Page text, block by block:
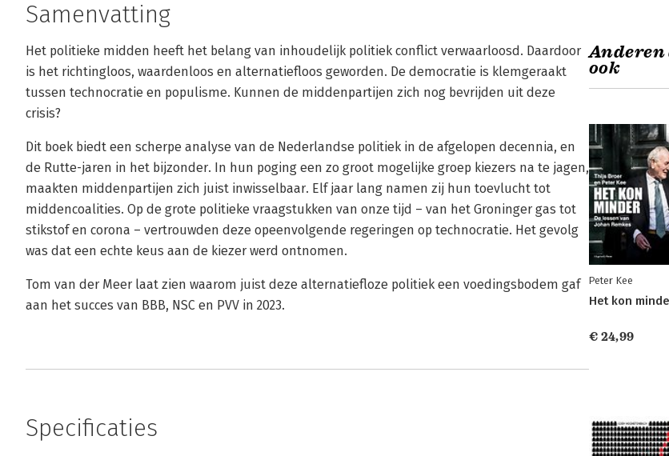
Samenvatting
Het politieke midden heeft het belang van inhoudelijk politiek conflict verwaarloosd. Daardoor
is het richtingloos, waardenloos en alternatiefloos geworden. De democratie is klemgeraakt
tussen technocratie en populisme. Kunnen de middenpartijen zich nog bevrijden uit deze
crisis?
Dit boek biedt een scherpe analyse van de Nederlandse politiek in de afgelopen decennia, en
de Rutte-jaren in het bijzonder. In hun poging een zo groot mogelijke groep kiezers na te jagen,
maakten middenpartijen zich juist inwisselbaar. Elf jaar lang namen zij hun toevlucht tot
middencoalities. Op de grote politieke vraagstukken van onze tijd – van het Groninger gas tot
stikstof en corona – vertrouwden deze opeenvolgende regeringen op technocratie. Het gevolg
was dat een echte keus aan de kiezer werd ontnomen.
Tom van der Meer laat zien waarom juist deze alternatiefloze politiek een voedingsbodem gaf
aan het succes van BBB, NSC en PVV in 2023.
Specificaties
Anderen
ook
Peter Kee
Het kon
€ 24,99